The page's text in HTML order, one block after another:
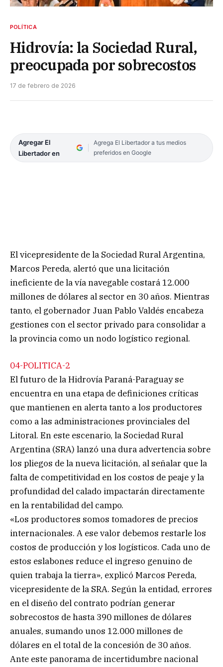
POLÍTICA
Hidrovía: la Sociedad Rural,
preocupada por sobrecostos
17 de febrero de 2026
Agregar El
Libertador en
Agrega El Libertador a tus medios
preferidos en Google
El vicepresidente de la Sociedad Rural Argentina,
Marcos Pereda, alertó que una licitación
ineficiente de la vía navegable costará 12.000
millones de dólares al sector en 30 años. Mientras
tanto, el gobernador Juan Pablo Valdés encabeza
gestiones con el sector privado para consolidar a
la provincia como un nodo logístico regional.
04-POLITICA-2
El futuro de la Hidrovía Paraná-Paraguay se
encuentra en una etapa de definiciones críticas
que mantienen en alerta tanto a los productores
como a las administraciones provinciales del
Litoral. En este escenario, la Sociedad Rural
Argentina (SRA) lanzó una dura advertencia sobre
los pliegos de la nueva licitación, al señalar que la
falta de competitividad en los costos de peaje y la
profundidad del calado impactarán directamente
en la rentabilidad del campo.
«Los productores somos tomadores de precios
internacionales. A ese valor debemos restarle los
costos de producción y los logísticos. Cada uno de
estos eslabones reduce el ingreso genuino de
quien trabaja la tierra», explicó Marcos Pereda,
vicepresidente de la SRA. Según la entidad, errores
en el diseño del contrato podrían generar
sobrecostos de hasta 390 millones de dólares
anuales, sumando unos 12.000 millones de
dólares en el total de la concesión de 30 años.
Ante este panorama de incertidumbre nacional